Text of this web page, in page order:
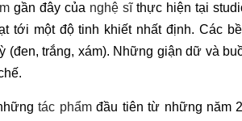
gần đây của nghệ sĩthực hiện tại
tới một độ tinh khiết nhất định. Các
(đen, trắng, xám). Những giận dữ và
tác phẩmđầu tiên từ những năm